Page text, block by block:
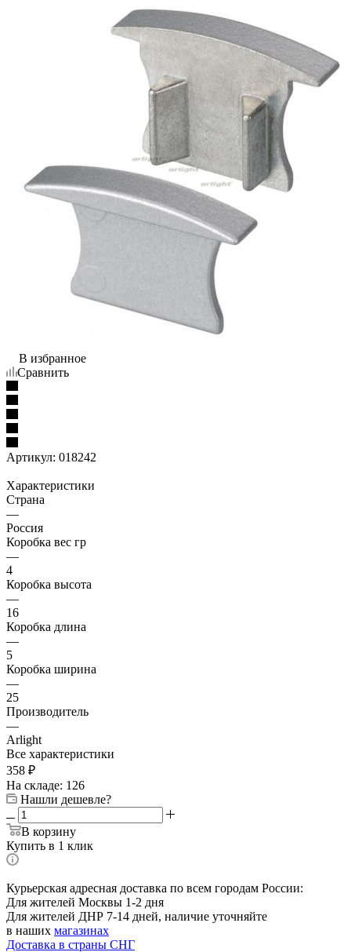
В избранное
Сравнить
Артикул: 018242
Характеристики
Страна
—
Россия
Коробка вес гр
—
4
Коробка высота
—
16
Коробка длина
—
5
Коробка ширина
—
25
Производитель
—
Arlight
Все характеристики
358 ₽
На складе: 126
Нашли дешевле?
В корзину
Купить в 1 клик
Курьерская адресная доставка по всем городам России:
Для жителей Москвы 1-2 дня
Для жителей ДНР 7-14 дней, наличие уточняйте
в наших магазинах
Доставка в страны СНГ